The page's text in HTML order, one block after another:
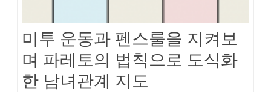
미투 운동과 펜스룰을 지켜보
며 파레토의 법칙으로 도식화
한 남녀관계 지도